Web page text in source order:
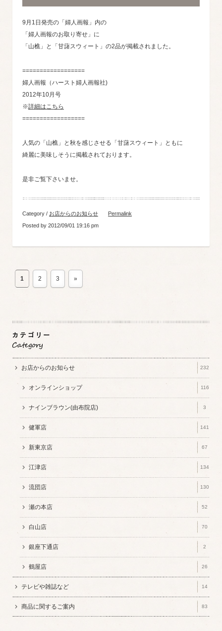
9月1日発売の「婦人画報」内の
「婦人画報のお取り寄せ」に
「山樵」と「甘藷スウィート」の2品が掲載されました。
==================
婦人画報（ハースト婦人画報社)
2012年10月号
※詳細はこちら
==================
人気の「山樵」と秋を感じさせる「甘藷スウィート」ともに
綺麗に美味しそうに掲載されております。
是非ご覧下さいませ。
Category / お店からのお知らせ
Permalink
Posted by 2012/09/01 19:16 pm
1 2 3 »
お店からのお知らせ 232
オンラインショップ 116
ナインブラウン(由布院店) 3
健軍店 141
新東京店 67
江津店 134
流団店 130
瀬の本店 52
白山店 70
銀座下通店 2
鶴屋店 26
テレビや雑誌など 14
商品に関するご案内 83